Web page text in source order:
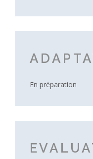
En préparation